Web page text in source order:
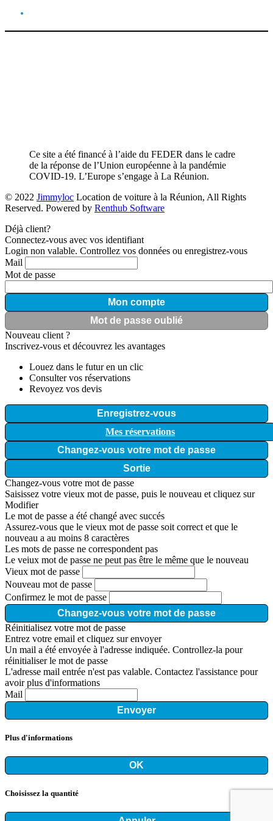
Ce site a été financé à l’aide du FEDER dans le cadre
de la réponse de l’Union européenne à la pandémie
COVID-19. L’Europe s’engage à La Réunion.
© 2022 Jimmyloc Location de voiture à la Réunion, All Rights
Reserved. Powered by Renthub Software
Déjà client?
Connectez-vous avec vos identifiant
Login non valable. Controllez vos données ou enregistrez-vous
Mail
Mot de passe
Mon compte
Mot de passe oublié
Nouveau client ?
Inscrivez-vous et découvrez les avantages
Louez dans le futur en un clic
Consulter vos réservations
Revoyez vos devis
Enregistrez-vous
Mes réservations
Changez-vous votre mot de passe
Sortie
Changez-vous votre mot de passe
Saisissez votre vieux mot de passe, puis le nouveau et cliquez sur
Modifier
Le mot de passe a été changé avec succés
Assurez-vous que le vieux mot de passe soit correct et que le
nouveau a au moins 8 caractères
Les mots de passe ne correspondent pas
Le veiux mot de passe ne peut pas être le même que le nouveau
Vieux mot de passe
Nouveau mot de passe
Confirmez le mot de passe
Changez-vous votre mot de passe
Réinitialisez votre mot de passe
Entrez votre email et cliquez sur envoyer
Un mail a été envoyée à l'adresse indiquée. Controllez-la pour
réinitialiser le mot de passe
L'adresse mail entrée n'est pas valable. Contactez l'assistance pour
avoir plus d'informations
Mail
Envoyer
Plus d'informations
OK
Choisissez la quantité